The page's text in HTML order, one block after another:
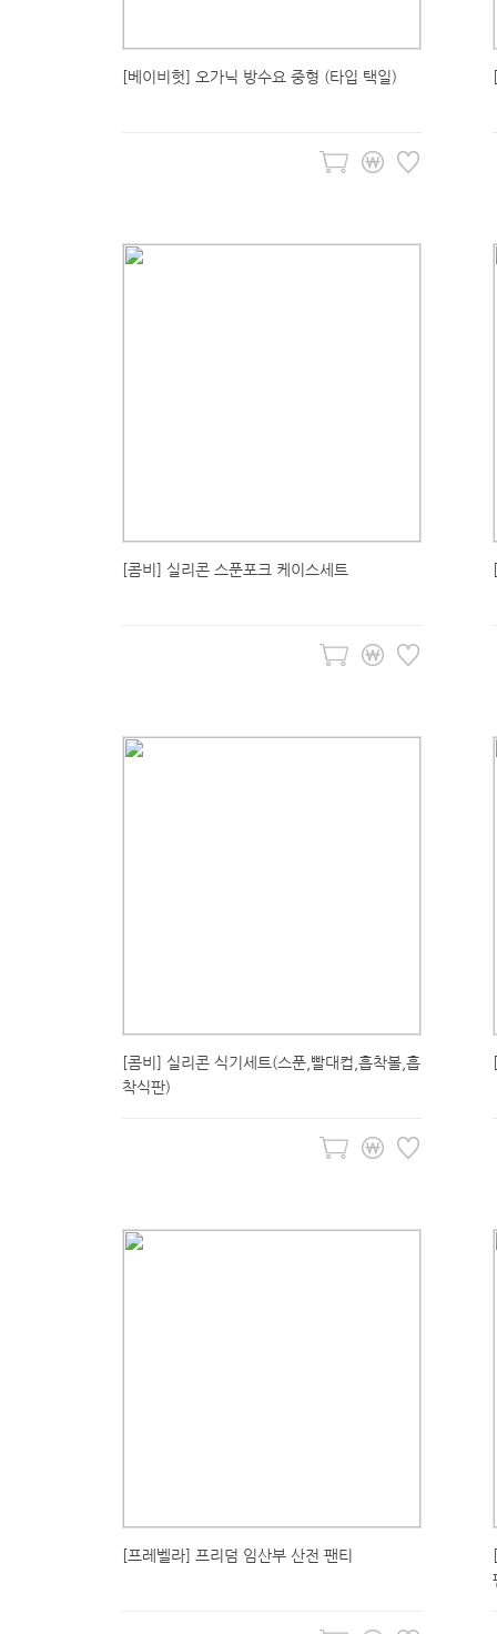
[베이비헛] 오가닉 방수요 중형 (타입 택일)
[콤비] 실리콘 스푼포크 케이스세트
[콤비] 실리콘 식기세트(스푼,빨대컵,흡착볼,흡
착식판)
[프레벨라] 프리덤 임산부 산전 팬티